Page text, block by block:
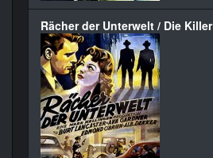
Rächer der Unterwelt / Die Killer